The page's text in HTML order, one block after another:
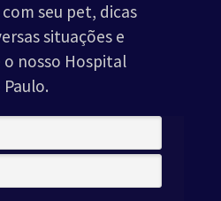
seu pet, dicas
situações e
nosso Hospital